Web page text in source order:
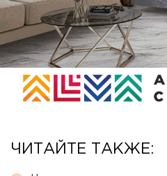
ЧИТАЙТЕ ТАКЖЕ: